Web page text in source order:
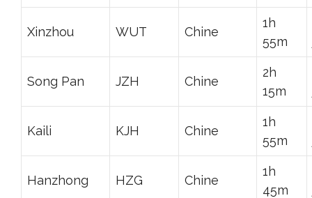
Xinzhou WUT Chine
1h
55m
Song Pan JZH Chine
2h
15m
Kaili KJH Chine
1h
55m
Hanzhong HZG Chine
1h
45m